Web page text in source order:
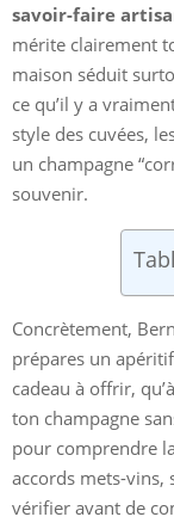
savoir-faire
mérite clairement
maison séduit
ce qu’il y a
style des cuvées,
un champagne
souvenir.
Concrètement,
prépares un
cadeau à offrir,
ton champagne
pour comprendre
accords mets-vins,
vérifier avant de